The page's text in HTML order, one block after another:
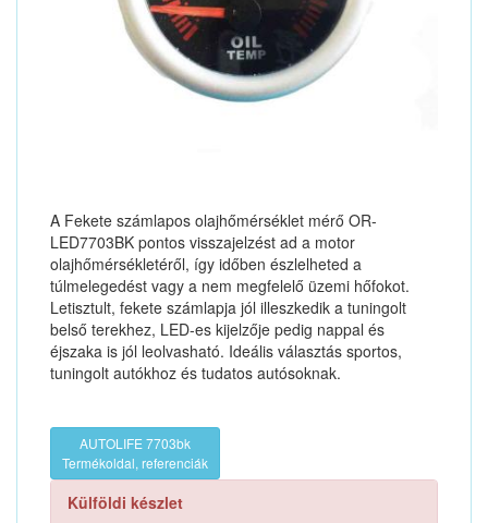
A Fekete számlapos olajhőmérséklet mérő OR-
LED7703BK pontos visszajelzést ad a motor
olajhőmérsékletéről, így időben észlelheted a
túlmelegedést vagy a nem megfelelő üzemi hőfokot.
Letisztult, fekete számlapja jól illeszkedik a tuningolt
belső terekhez, LED-es kijelzője pedig nappal és
éjszaka is jól leolvasható. Ideális választás sportos,
tuningolt autókhoz és tudatos autósoknak.
AUTOLIFE 7703bk
Termékoldal, referenciák
Külföldi készlet